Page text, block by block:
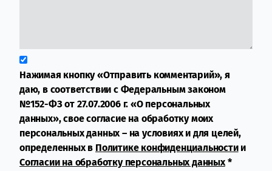
Нажимая кнопку «Отправить комментарий», я
даю, в соответствии с Федеральным законом
№152-ФЗ от 27.07.2006 г. «О персональных
данных», свое согласие на обработку моих
персональных данных – на условиях и для целей,
определенных в Политике конфиденциальностии
Согласии на обработку персональных данных*